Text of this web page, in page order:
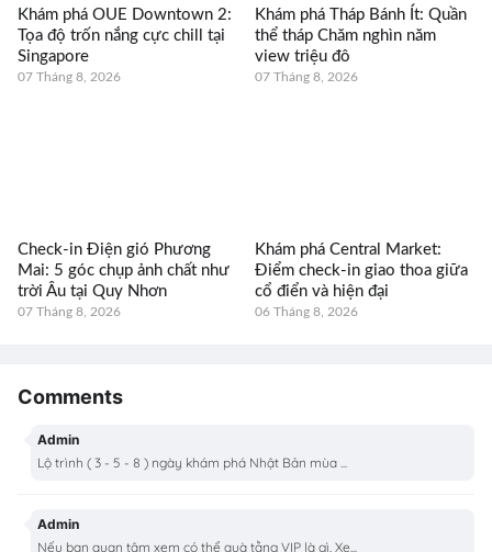
Khám phá OUE Downtown 2:
Tọa độ trốn nắng cực chill tại
Singapore
07 Tháng 8, 2026
Khám phá Tháp Bánh Ít: Quần
thể tháp Chăm nghìn năm
view triệu đô
07 Tháng 8, 2026
Check-in Điện gió Phương
Mai: 5 góc chụp ảnh chất như
trời Âu tại Quy Nhơn
07 Tháng 8, 2026
Khám phá Central Market:
Điểm check-in giao thoa giữa
cổ điển và hiện đại
06 Tháng 8, 2026
Comments
Admin
Lộ trình ( 3 - 5 - 8 ) ngày khám phá Nhật Bản mùa ...
Admin
Nếu bạn quan tâm xem có thể quà tằng VIP là gì, Xe...